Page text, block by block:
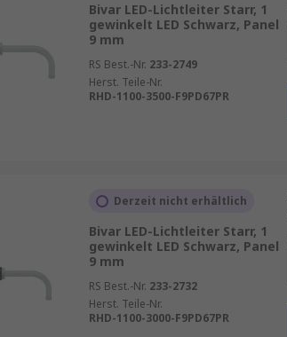
Bivar LED-Lichtleiter Starr, 1
gewinkelt LED Schwarz, Panel
9 mm
RS Best.-Nr. 233-2749
Herst. Teile-Nr.
RHD-1100-3500-F9PD67PR
Derzeit nicht erhältlich
Bivar LED-Lichtleiter Starr, 1
gewinkelt LED Schwarz, Panel
9 mm
RS Best.-Nr. 233-2732
Herst. Teile-Nr.
RHD-1100-3000-F9PD67PR